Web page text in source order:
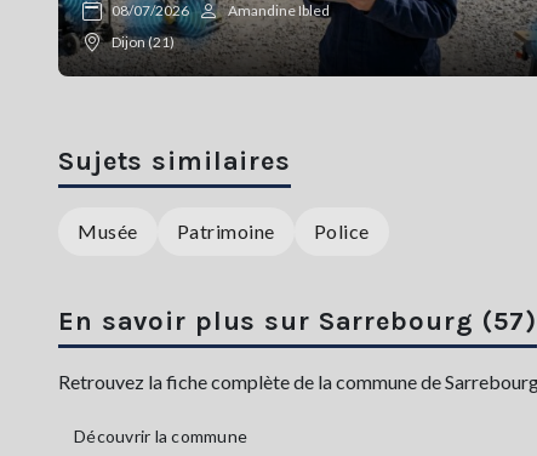
08/07/2026
Amandine Ibled
Dijon (21)
Sujets similaires
Musée Patrimoine Police
En savoir plus sur Sarrebourg (57)
Retrouvez la fiche complète de la commune de
Découvrir la commune